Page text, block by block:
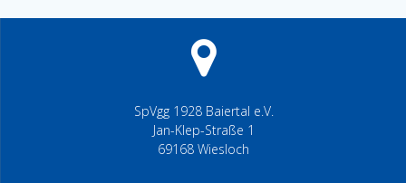
SpVgg 1928 Baiertal e.V.
Jan-Klep-Straße 1
69168 Wiesloch